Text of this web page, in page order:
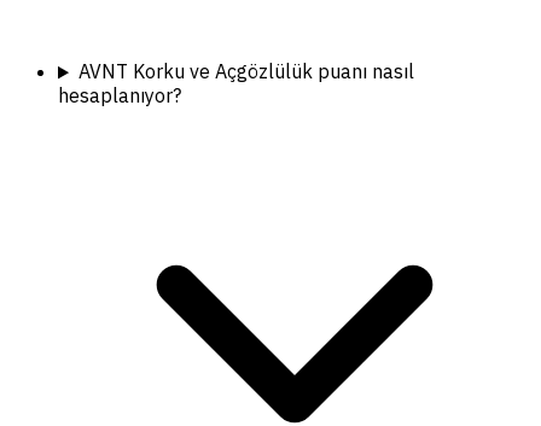
AVNT Korku ve Açgözlülük puanı nasıl
hesaplanıyor?